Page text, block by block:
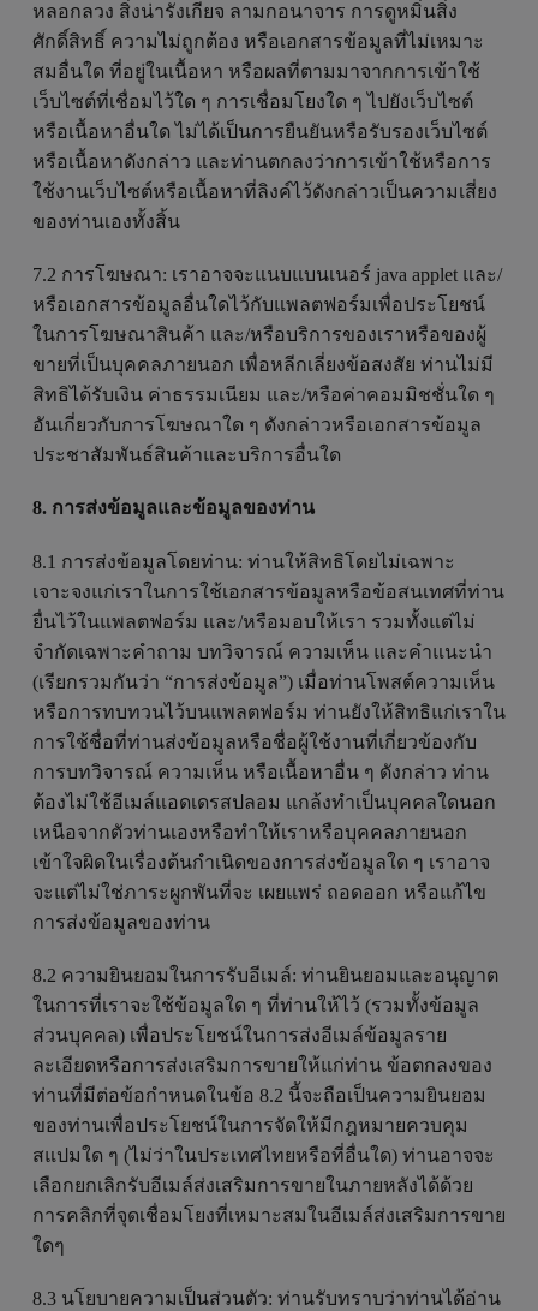
หลอกลวง สิ่งน่ารังเกียจ ลามกอนาจาร การดูหมิ่นสิ่ง
ศักดิ์สิทธิ์ ความไม่ถูกต้อง หรือเอกสารข้อมูลที่ไม่เหมาะ
สมอื่นใด ที่อยู่ในเนื้อหา หรือผลที่ตามมาจากการเข้าใช้
เว็บไซต์ที่เชื่อมไว้ใด ๆ การเชื่อมโยงใด ๆ ไปยังเว็บไซต์
หรือเนื้อหาอื่นใด ไม่ได้เป็นการยืนยันหรือรับรองเว็บไซต์
หรือเนื้อหาดังกล่าว และท่านตกลงว่าการเข้าใช้หรือการ
ใช้งานเว็บไซต์หรือเนื้อหาที่ลิงค์ไว้ดังกล่าวเป็นความเสี่ยง
ของท่านเองทั้งสิ้น
7.2 การโฆษณา: เราอาจจะแนบแบนเนอร์ java applet และ/
หรือเอกสารข้อมูลอื่นใดไว้กับแพลตฟอร์มเพื่อประโยชน์
ในการโฆษณาสินค้า และ/หรือบริการของเราหรือของผู้
ขายที่เป็นบุคคลภายนอก เพื่อหลีกเลี่ยงข้อสงสัย ท่านไม่มี
สิทธิได้รับเงิน ค่าธรรมเนียม และ/หรือค่าคอมมิชชั่นใด ๆ
อันเกี่ยวกับการโฆษณาใด ๆ ดังกล่าวหรือเอกสารข้อมูล
ประชาสัมพันธ์สินค้าและบริการอื่นใด
8. การส่งข้อมูลและข้อมูลของท่าน
8.1 การส่งข้อมูลโดยท่าน: ท่านให้สิทธิโดยไม่เฉพาะ
เจาะจงแก่เราในการใช้เอกสารข้อมูลหรือข้อสนเทศที่ท่าน
ยื่นไว้ในแพลตฟอร์ม และ/หรือมอบให้เรา รวมทั้งแต่ไม่
จำกัดเฉพาะคำถาม บทวิจารณ์ ความเห็น และคำแนะนำ
(เรียกรวมกันว่า “การส่งข้อมูล”) เมื่อท่านโพสต์ความเห็น
หรือการทบทวนไว้บนแพลตฟอร์ม ท่านยังให้สิทธิแก่เราใน
การใช้ชื่อที่ท่านส่งข้อมูลหรือชื่อผู้ใช้งานที่เกี่ยวข้องกับ
การบทวิจารณ์ ความเห็น หรือเนื้อหาอื่น ๆ ดังกล่าว ท่าน
ต้องไม่ใช้อีเมล์แอดเดรสปลอม แกล้งทำเป็นบุคคลใดนอก
เหนือจากตัวท่านเองหรือทำให้เราหรือบุคคลภายนอก
เข้าใจผิดในเรื่องต้นกำเนิดของการส่งข้อมูลใด ๆ เราอาจ
จะแต่ไม่ใช่ภาระผูกพันที่จะ เผยแพร่ ถอดออก หรือแก้ไข
การส่งข้อมูลของท่าน
8.2 ความยินยอมในการรับอีเมล์: ท่านยินยอมและอนุญาต
ในการที่เราจะใช้ข้อมูลใด ๆ ที่ท่านให้ไว้ (รวมทั้งข้อมูล
ส่วนบุคคล) เพื่อประโยชน์ในการส่งอีเมล์ข้อมูลราย
ละเอียดหรือการส่งเสริมการขายให้แก่ท่าน ข้อตกลงของ
ท่านที่มีต่อข้อกำหนดในข้อ 8.2 นี้จะถือเป็นความยินยอม
ของท่านเพื่อประโยชน์ในการจัดให้มีกฎหมายควบคุม
สแปมใด ๆ (ไม่ว่าในประเทศไทยหรือที่อื่นใด) ท่านอาจจะ
เลือกยกเลิกรับอีเมล์ส่งเสริมการขายในภายหลังได้ด้วย
การคลิกที่จุดเชื่อมโยงที่เหมาะสมในอีเมล์ส่งเสริมการขาย
ใดๆ
8.3 นโยบายความเป็นส่วนตัว: ท่านรับทราบว่าท่านได้อ่าน